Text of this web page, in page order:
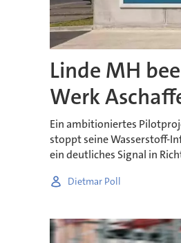
Linde MH
Werk
Ein ambitioniertes
stoppt seine Wasserstoff-
ein deutliches Signal in
Dietmar Poll